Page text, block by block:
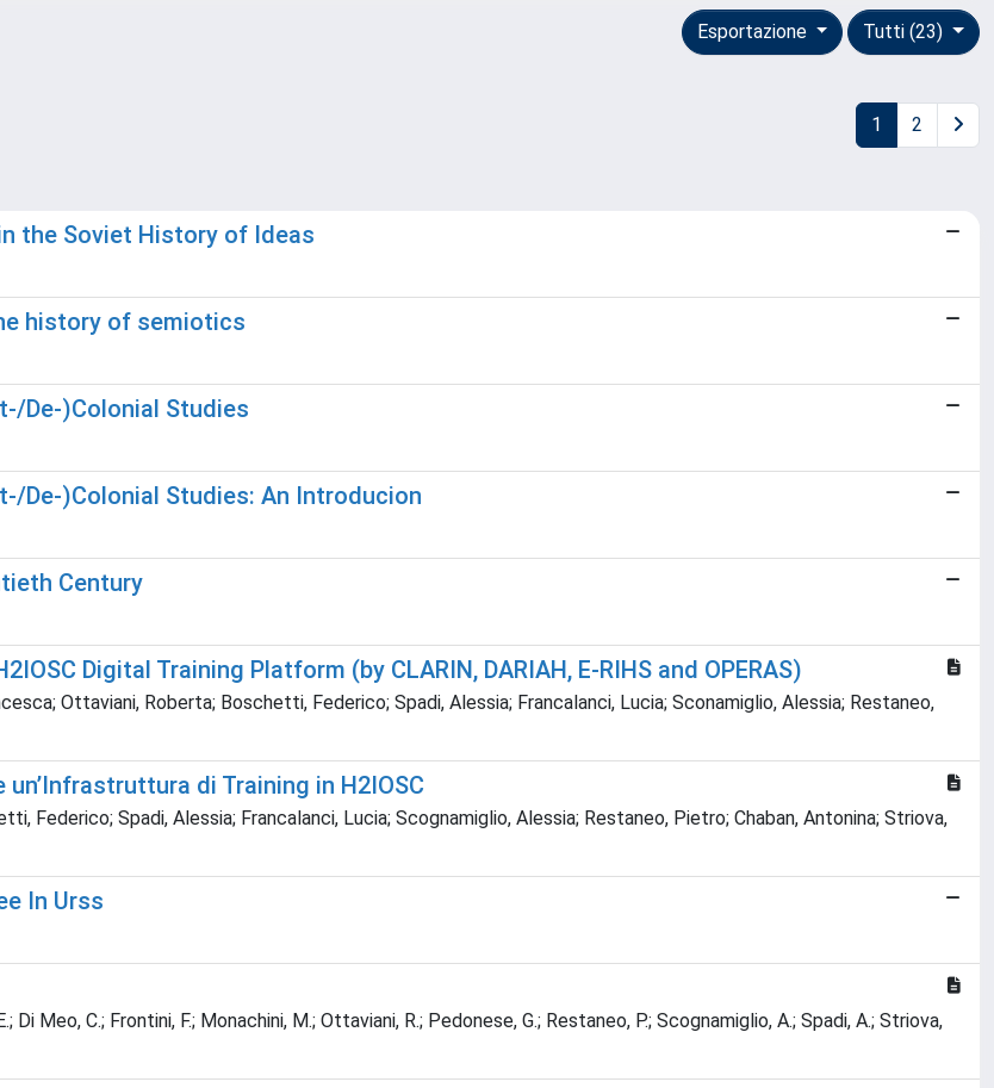
Tutti (23)
Esportazione
1 2
the Soviet History of Ideas
history of semiotics
De-)Colonial Studies
De-)Colonial Studies: An Introducion
Century
Digital Training Platform (by CLARIN, DARIAH, E-RIHS and OPERAS)
Ottaviani, Roberta; Boschetti, Federico; Spadi, Alessia; Francalanci, Lucia; Sconamiglio, Alessia; Restaneo,
di Training in H2IOSC
Federico; Spadi, Alessia; Francalanci, Lucia; Scognamiglio, Alessia; Restaneo, Pietro; Chaban, Antonina; Striova,
In Urss
Meo, C.; Frontini, F.; Monachini, M.; Ottaviani, R.; Pedonese, G.; Restaneo, P.; Scognamiglio, A.; Spadi, A.; Striova,